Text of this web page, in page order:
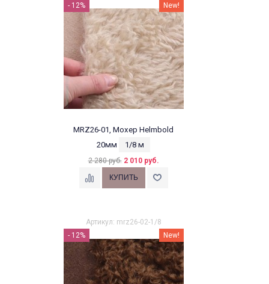
- 12%
New!
MRZ26-01, Мохер Helmbold
20мм
1/8 м
2 280 руб. 2 010 руб.
Артикул: mrz26-02-1/8
- 12%
New!